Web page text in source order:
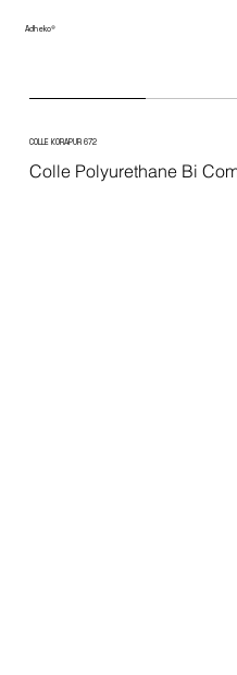
Adheko®
COLLE KORAPUR 672
Colle Polyurethane Bi